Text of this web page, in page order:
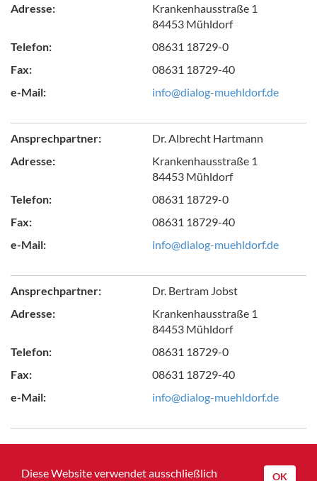
Adresse:
Krankenhausstraße 1
84453 Mühldorf
Telefon:
08631 18729-0
Fax:
08631 18729-40
e-Mail:
info@dialog-muehldorf.de
Ansprechpartner:
Dr. Albrecht Hartmann
Adresse:
Krankenhausstraße 1
84453 Mühldorf
Telefon:
08631 18729-0
Fax:
08631 18729-40
e-Mail:
info@dialog-muehldorf.de
Ansprechpartner:
Dr. Bertram Jobst
Adresse:
Krankenhausstraße 1
84453 Mühldorf
Telefon:
08631 18729-0
Fax:
08631 18729-40
e-Mail:
info@dialog-muehldorf.de
Zurück zur Übersicht
OK
Diese Website verwendet ausschließlich